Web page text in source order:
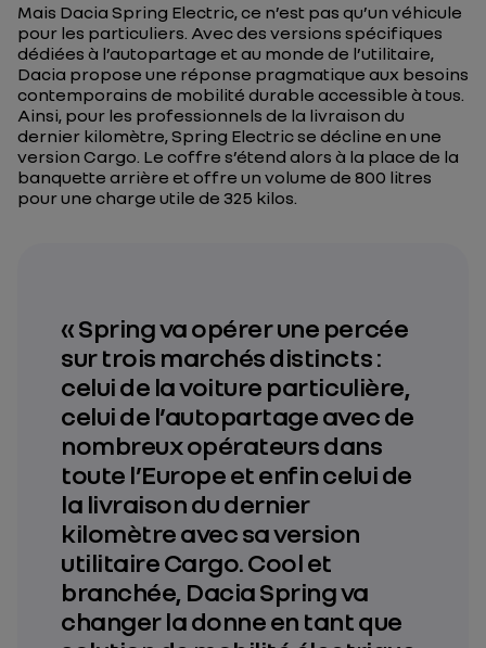
Mais Dacia Spring Electric, ce n’est pas qu’un véhicule
pour les particuliers. Avec des versions spécifiques
dédiées à l’autopartage et au monde de l’utilitaire,
Dacia propose une réponse pragmatique aux besoins
contemporains de mobilité durable accessible à tous.
Ainsi, pour les professionnels de la livraison du
dernier kilomètre, Spring Electric se décline en une
version Cargo. Le coffre s’étend alors à la place de la
banquette arrière et offre un volume de 800 litres
pour une charge utile de 325 kilos.
« Spring va opérer une percée
sur trois marchés distincts :
celui de la voiture particulière,
celui de l’autopartage avec de
nombreux opérateurs dans
toute l’Europe et enfin celui de
la livraison du dernier
kilomètre avec sa version
utilitaire Cargo. Cool et
branchée, Dacia Spring va
changer la donne en tant que